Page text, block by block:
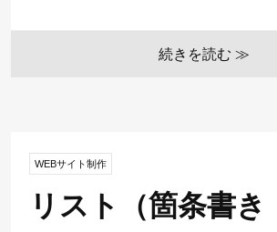
続きを読む ≫
WEBサイト制作
リスト（箇条書き